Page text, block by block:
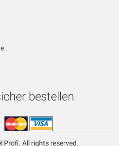
bestellen
Profi. All rights reserved.